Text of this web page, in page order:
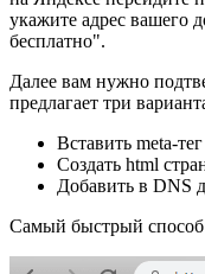
укажите адрес вашего
бесплатно".
Далее вам нужно
предлагает три
Вставить meta-
Создать html
Добавить в DNS
Самый быстрый способ